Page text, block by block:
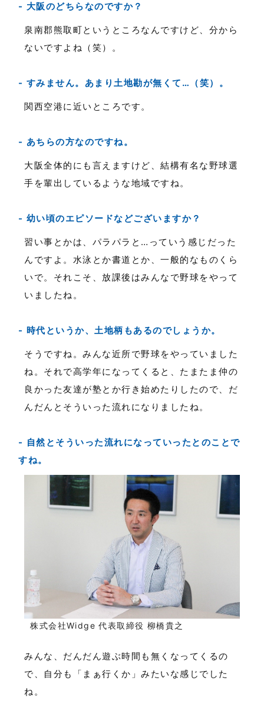
大阪のどちらなのですか？
泉南郡熊取町というところなんですけど、分から
ないですよね（笑）。
すみません。あまり土地勘が無くて…（笑）。
関西空港に近いところです。
あちらの方なのですね。
大阪全体的にも言えますけど、結構有名な野球選
手を輩出しているような地域ですね。
幼い頃のエピソードなどございますか？
習い事とかは、パラパラと…っていう感じだった
んですよ。水泳とか書道とか、一般的なものくら
いで。それこそ、放課後はみんなで野球をやって
いましたね。
時代というか、土地柄もあるのでしょうか。
そうですね。みんな近所で野球をやっていました
ね。それで高学年になってくると、たまたま仲の
良かった友達が塾とか行き始めたりしたので、だ
んだんとそういった流れになりましたね。
自然とそういった流れになっていったとのことで
すね。
株式会社Widge 代表取締役 柳橋貴之
みんな、だんだん遊ぶ時間も無くなってくるの
で、自分も「まぁ行くか」みたいな感じでした
ね。